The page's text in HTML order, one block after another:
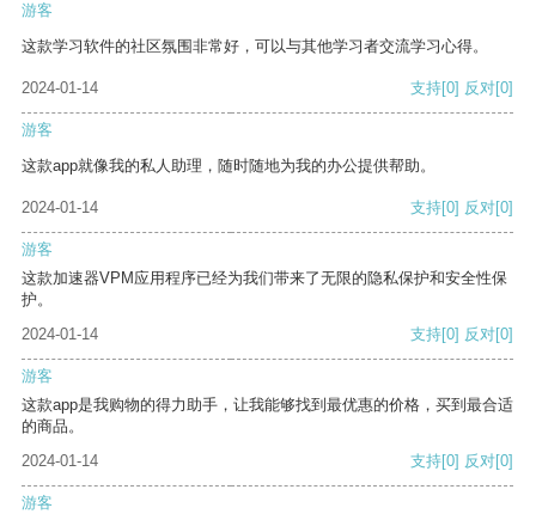
游客
这款学习软件的社区氛围非常好，可以与其他学习者交流学习心得。
2024-01-14 支持[0] 反对[0]
游客
这款app就像我的私人助理，随时随地为我的办公提供帮助。
2024-01-14 支持[0] 反对[0]
游客
这款加速器VPM应用程序已经为我们带来了无限的隐私保护和安全性保
护。
2024-01-14
支持[0] 反对[0]
游客
这款app是我购物的得力助手，让我能够找到最优惠的价格，买到最合适
的商品。
2024-01-14
支持[0] 反对[0]
游客